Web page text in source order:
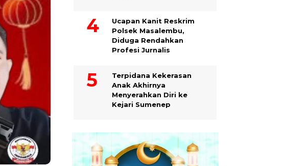
Ucapan Kanit Reskrim
Polsek Masalembu,
Diduga Rendahkan
Profesi Jurnalis
Terpidana Kekerasan
Anak Akhirnya
Menyerahkan Diri ke
Kejari Sumenep